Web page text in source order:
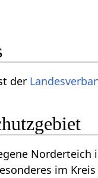
der
im Kreis